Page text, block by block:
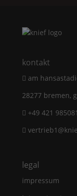
kontakt
am
28277 bremen,
+49 421
legal
impressum